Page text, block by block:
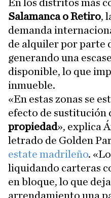
En los distritos más
Salamanca o Retiro,
demanda
de alquiler por parte
generando una
disponible, lo que
inmueble.
«En estas zonas se
efecto de sustitución
propiedad», explica
letrado de Golden
estate madrileño.
liquidando carteras
en bloque, lo que
arrendamiento una